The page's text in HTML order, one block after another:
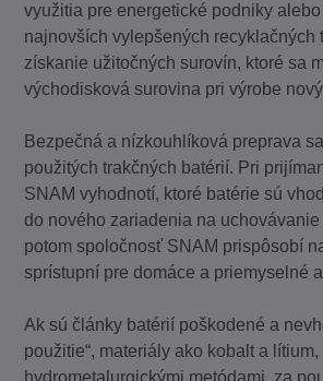
využitia pre energetické podniky
najnovších vylepšených recyklačných
získanie užitočných surovín, ktoré sa
východisková surovina pri výrobe
Bezpečná a nízkouhlíková preprava
použitých trakčných batérií. Pri
SNAM vyhodnotí, ktoré batérie sú
do nového zariadenia na uchovávanie
potom spoločnosť SNAM prispôsobí
sprístupní pre domáce a priemyselné
Ak sú články batérií poškodené a
použitie“, materiály ako kobalt a lítium,